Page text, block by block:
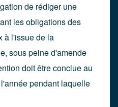
de rédiger une
les obligations des
à l'issue de la
sous peine d'amende
doit être conclue au
pendant laquelle